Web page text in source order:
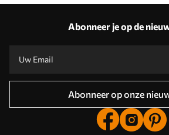
Abonneer je op de
Abonneer op onze